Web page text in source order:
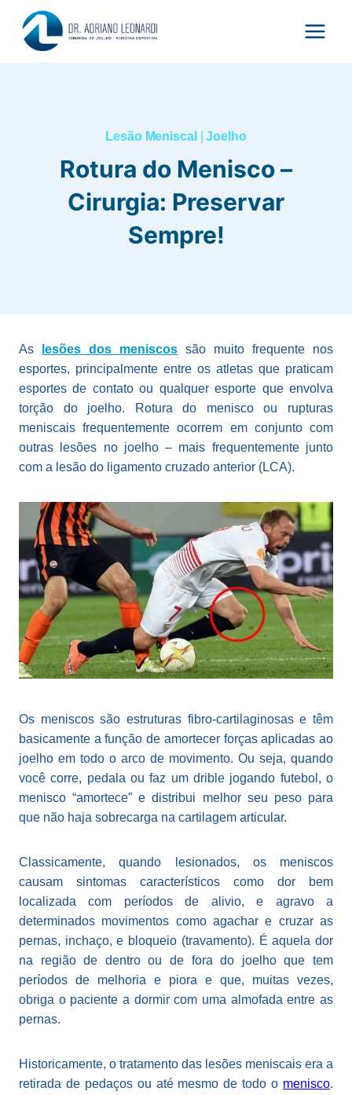
para
Lesão Meniscal |Joelho
Rotura do Menisco –
Cirurgia: Preservar
Sempre!
As lesões dos meniscos são muito frequente nos
esportes, principalmente entre os atletas que praticam
esportes de contato ou qualquer esporte que envolva
torção do joelho. Rotura do menisco ou rupturas
meniscais frequentemente ocorrem em conjunto com
outras lesões no joelho – mais frequentemente junto
com a lesão do ligamento cruzado anterior (LCA).
Os meniscos são estruturas fibro-cartilaginosas e têm
basicamente a função de amortecer forças aplicadas ao
joelho em todo o arco de movimento. Ou seja, quando
você corre, pedala ou faz um drible jogando futebol, o
menisco “amortece” e distribui melhor seu peso para
que não haja sobrecarga na cartilagem articular.
Classicamente, quando lesionados, os meniscos
causam sintomas característicos como dor bem
localizada com períodos de alivio, e agravo a
determinados movimentos como agachar e cruzar as
pernas, inchaço, e bloqueio (travamento). É aquela dor
na região de dentro ou de fora do joelho que tem
períodos de melhoria e piora e que, muitas vezes,
obriga o paciente a dormir com uma almofada entre as
pernas.
Historicamente, o tratamento das lesões meniscais era a
retirada de pedaços ou até mesmo de todo o menisco.